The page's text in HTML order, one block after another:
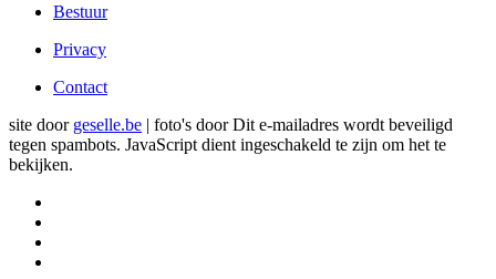
Bestuur
Privacy
Contact
site door geselle.be | foto's doorDit e-mailadres wordt beveiligd
tegen spambots. JavaScript dient ingeschakeld te zijn om het te
bekijken.